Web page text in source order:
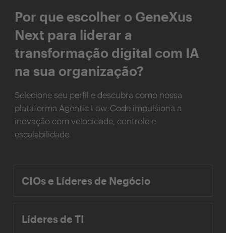
Por que escolher o GeneXus
Next para liderar a
transformação digital com IA
na sua organização?
Selecione seu perfil e descubra como nossa
plataforma Agentic Low-Code impulsiona a
inovação com velocidade, controle e
escalabilidade.
CIOs e Líderes de Negócio
Líderes de TI